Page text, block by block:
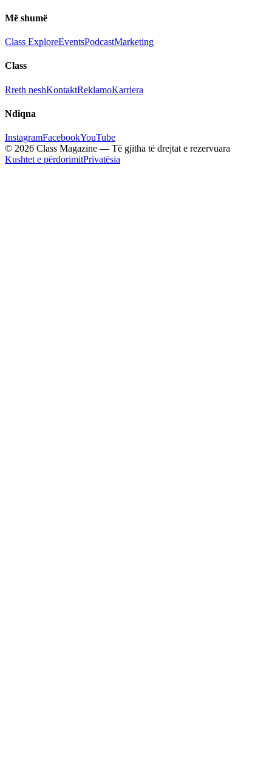
Më shumë
Class ExploreEventsPodcastMarketing
Class
Rreth neshKontaktReklamoKarriera
Ndiqna
InstagramFacebookYouTube
© 2026 Class Magazine — Të gjitha të drejtat e rezervuara
Kushtet e përdorimitPrivatësia